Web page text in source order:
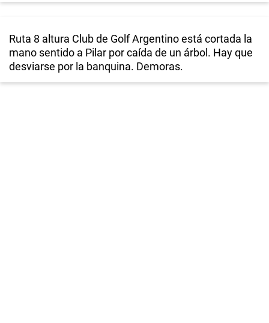
Ruta 8 altura Club de Golf Argentino está cortada la
mano sentido a Pilar por caída de un árbol. Hay que
desviarse por la banquina. Demoras.